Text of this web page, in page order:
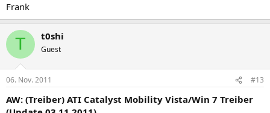
Frank
T t0shi
Guest
06. Nov. 2011 #13
AW: (Treiber) ATI Catalyst Mobility Vista/Win 7 Treiber